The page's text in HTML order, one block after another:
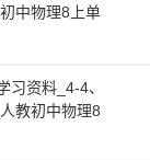
中物理8上单
习资料_4-4、
教初中物理8